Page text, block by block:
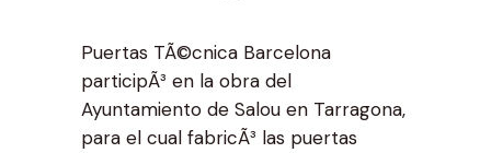
Puertas TÃ©cnica Barcelona
participÃ³ en la obra del
Ayuntamiento de Salou en Tarragona,
para el cual fabricÃ³ las puertas